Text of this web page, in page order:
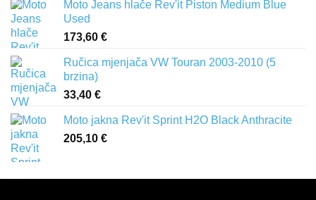
Moto Jeans hlače Rev'it Piston Medium Blue
Used
173,60 €
Ručica mjenjača VW Touran 2003-2010 (5
brzina)
33,40 €
Moto jakna Rev'it Sprint H2O Black Anthracite
205,10 €